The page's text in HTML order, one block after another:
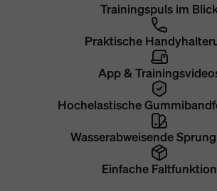
Trainingspuls im
Praktische
App &
Hochelastische
Wasserabweisende
Einfache Faltfunktion